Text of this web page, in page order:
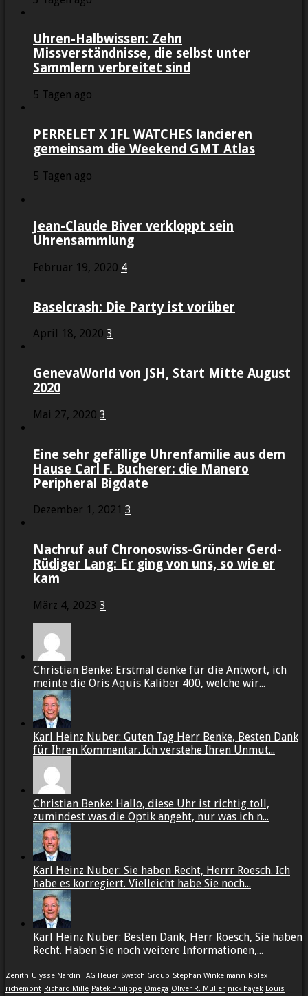
Uhren-Halbwissen: Zehn
Missverständnisse, die selbst unter
Sammlern verbreitet sind
5 Tagen ago
PERRELET X IFL WATCHES lancieren
gemeinsam die Weekend GMT Atlas
5 Tagen ago
Jean-Claude Biver verkloppt sein
Uhrensammlung
Februar 19, 2020 4
Baselcrash: Die Party ist vorüber
April 18, 2020 3
GenevaWorld von JSH, Start Mitte August
2020
Mai 27, 2020 3
Eine sehr gefällige Uhrenfamilie aus dem
Hause Carl F. Bucherer: die Manero
Peripheral Bigdate
Dezember 1, 2021 3
Nachruf auf Chronoswiss-Gründer Gerd-
Rüdiger Lang: Er ging von uns, so wie er
kam
März 4, 2023 3
Christian Benke: Erstmal danke für die Antwort, ich
meinte die Oris Aquis Kaliber 400, welche wir...
Karl Heinz Nuber: Guten Tag Herr Benke, Besten Dank
für Ihren Kommentar. Ich verstehe Ihren Unmut...
Christian Benke: Hallo, diese Uhr ist richtig toll,
zumindest was die Optik angeht, nur was ich n...
Karl Heinz Nuber: Sie haben Recht, Herrr Roesch. Ich
habe es korregiert. Vielleicht habe Sie noch...
Karl Heinz Nuber: Besten Dank, Herr Roesch, Sie haben
Recht. Haben Sie noch weitere Informationen,...
Zenith Ulysse Nardin TAG Heuer Swatch Group Stephan Winkelmann Rolex
richemont Richard Mille Patek Philippe Omega Oliver R. Müller nick hayek Louis